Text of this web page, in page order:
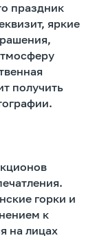
праздник
яркие
получить
горки и
к
на лицах